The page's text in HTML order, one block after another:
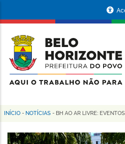
conteúdo
principal
da
Prefeitura
de
Horizonte
Trilha
de
INÍCIO - NOTÍCIAS - BH AO AR LIVRE: